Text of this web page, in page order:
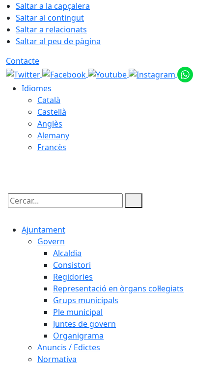
Saltar a la capçalera
Saltar al contingut
Saltar a relacionats
Saltar al peu de pàgina
Contacte
Idiomes
Català
Castellà
Anglès
Alemany
Francès
Cercar:
Ajuntament
Govern
Alcaldia
Consistori
Regidories
Representació en òrgans col·legiats
Grups municipals
Ple municipal
Juntes de govern
Organigrama
Anuncis / Edictes
Normativa